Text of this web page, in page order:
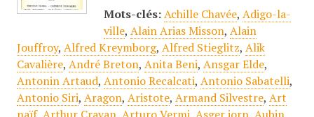
Mots-clés: Achille Chavée, Adigo-la-
ville, Alain Arias Misson, Alain
Jouffroy, Alfred Kreymborg, Alfred Stieglitz, Alik
Cavalière, André Breton, Anita Beni, Ansgar Elde,
Antonin Artaud, Antonio Recalcati, Antonio Sabatelli,
Antonio Siri, Aragon, Aristote, Armand Silvestre, Art